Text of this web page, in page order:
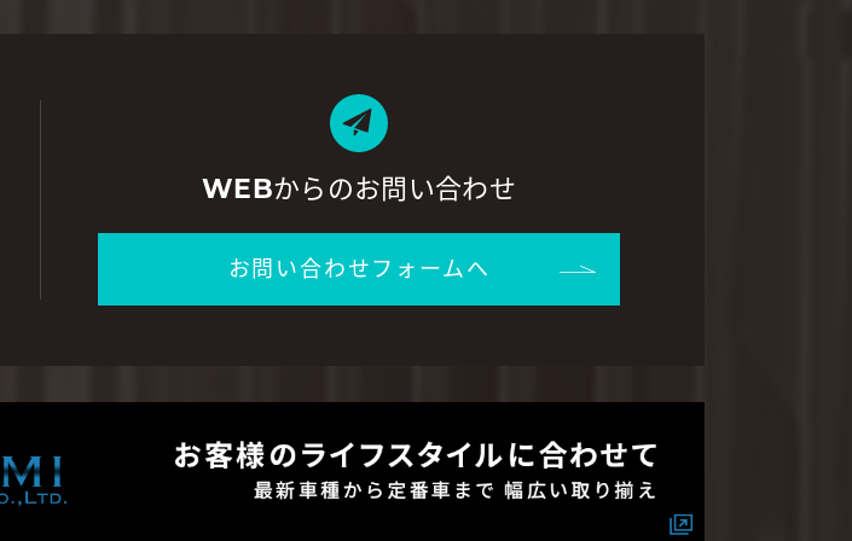
WEBからのお問い合わせ
お問い合わせフォームへ